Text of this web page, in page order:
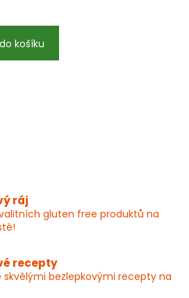
košíku
ráj
gluten free produktů na
recepty
skvělými bezlepkovými recepty na